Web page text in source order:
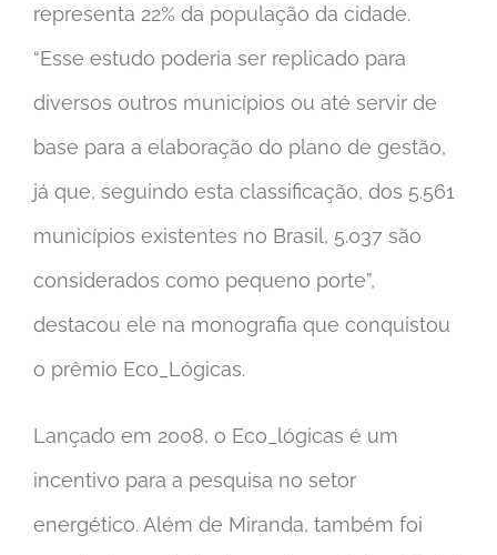
representa 22% da população da cidade.
“Esse estudo poderia ser replicado para
diversos outros municípios ou até servir de
base para a elaboração do plano de gestão,
já que, seguindo esta classificação, dos 5.561
municípios existentes no Brasil, 5.037 são
considerados como pequeno porte”,
destacou ele na monografia que conquistou
o prêmio Eco_Lógicas.
Lançado em 2008, o Eco_lógicas é um
incentivo para a pesquisa no setor
energético. Além de Miranda, também foi